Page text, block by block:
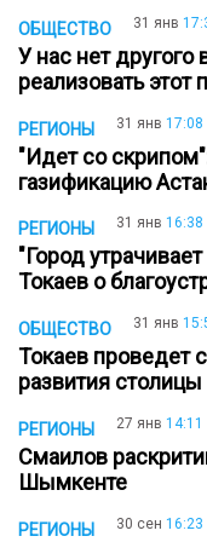
ОБЩЕСТВО 31 янв
У нас нет
реализовать этот
РЕГИОНЫ 31 янв 17:08
"Идет со
газификацию
РЕГИОНЫ 31 янв 16:38
"Город
Токаев о
ОБЩЕСТВО 31 янв
Токаев проведет
развития столицы
РЕГИОНЫ 27 янв 14:11
Смаилов
Шымкенте
РЕГИОНЫ 30 сен 16:23